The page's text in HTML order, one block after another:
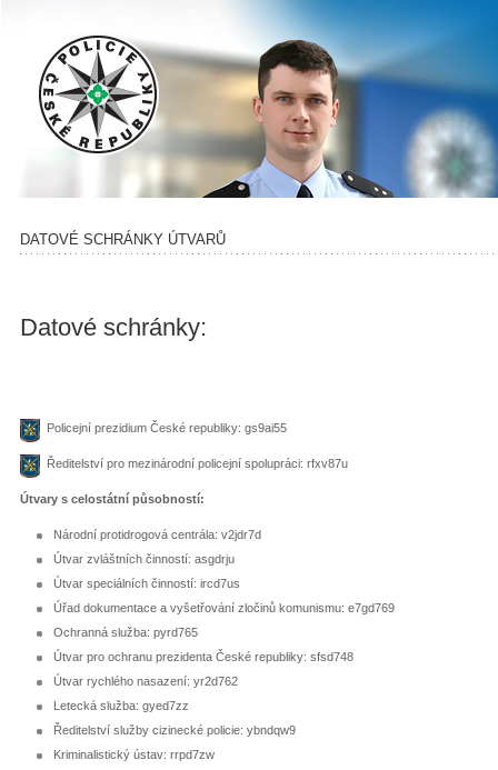
DATOVÉ SCHRÁNKY ÚTVARŮ
Datové schránky:
Policejní prezidium České republiky: gs9ai55
Ředitelství pro mezinárodní policejní spolupráci: rfxv87u
Útvary s celostátní působností:
Národní protidrogová centrála: v2jdr7d
Útvar zvláštních činností: asgdrju
Útvar speciálních činností: ircd7us
Úřad dokumentace a vyšetřování zločinů komunismu: e7gd769
Ochranná služba: pyrd765
Útvar pro ochranu prezidenta České republiky: sfsd748
Útvar rychlého nasazení: yr2d762
Letecká služba: gyed7zz
Ředitelství služby cizinecké policie: ybndqw9
Kriminalistický ústav: rrpd7zw